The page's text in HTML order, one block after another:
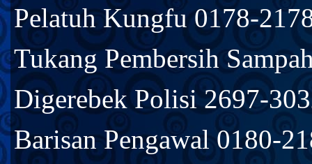
Pelatuh Kungfu 0178-
Tukang Pembersih
Digerebek Polisi 2697-
Barisan Pengawal 0180-